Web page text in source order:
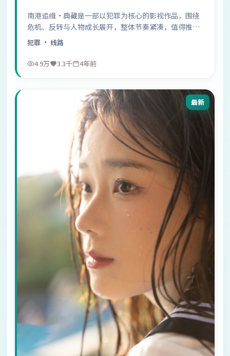
南港追缉·典藏是一部以犯罪为核心的影视作品，围绕
危机、反转与人物成长展开，整体节奏紧凑，值得推荐
观看。
犯罪 · 线路
4.9万 3.3千 4年前
最新